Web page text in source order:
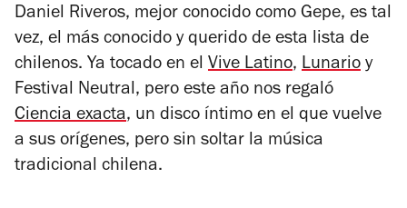
Daniel Riveros, mejor conocido como Gepe, es tal
vez, el más conocido y querido de esta lista de
chilenos. Ya tocado en el Vive Latino, Lunario y
Festival Neutral, pero este año nos regaló
Ciencia exacta, un disco íntimo en el que vuelve
a sus orígenes, pero sin soltar la música
tradicional chilena.